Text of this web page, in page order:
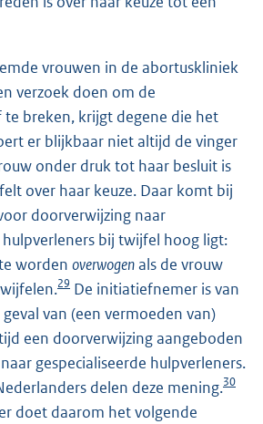
vrouwen in de abortuskliniek
verzoek doen om de
te breken, krijgt degene die het
er blijkbaar niet altijd de vinger
onder druk tot haar besluit is
over haar keuze. Daar komt bij
doorverwijzing naar
hulpverleners bij twijfel hoog ligt:
worden overwogenals de vrouw
29 De initiatiefnemer is van
van (een vermoeden van)
een doorverwijzing aangeboden
gespecialiseerde hulpverleners.
delen deze mening.30
doet daarom het volgende